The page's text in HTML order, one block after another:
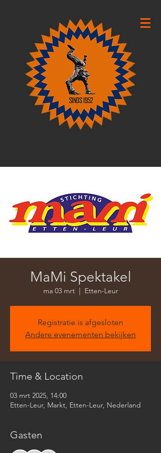
MaMi Spektakel
ma 03 mrt
  |
Etten-Leur
Registratie is afgesloten
Andere evenementen bekijken
Time & Location
03 mrt 2025, 14:00
Etten-Leur, Markt, Etten-Leur, Nederland
Gasten